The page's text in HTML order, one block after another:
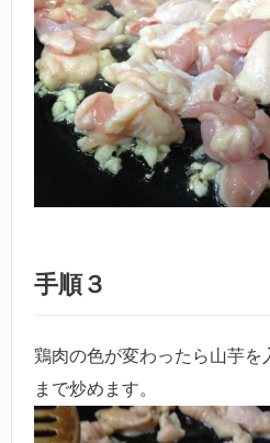
手順３
鶏肉の色が変わったら山芋を
まで炒めます。